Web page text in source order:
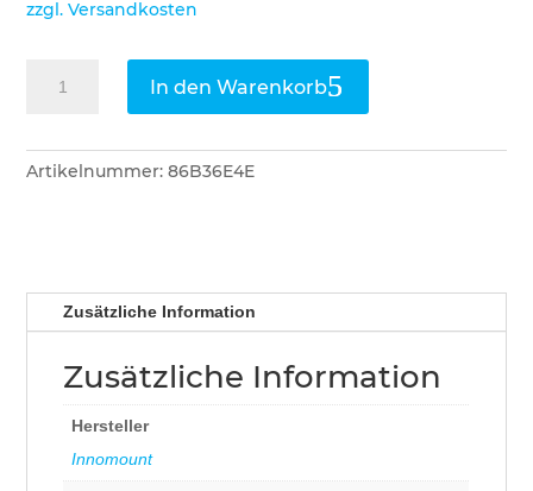
zzgl. Versandkosten
Adapterplatte
für
Ring
In den Warenkorb
Artikelnummer:86B36E4E
Zusätzliche Information
Zusätzliche Information
Hersteller
Innomount